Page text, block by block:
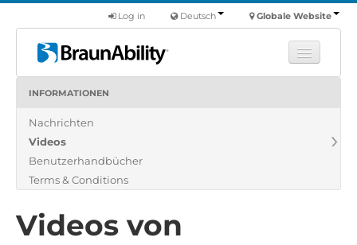
Globale Website
Deutsch
Log in
Produkte
Über uns
Finde einen Händler
INFORMATIONEN
Nachrichten
Videos
Benutzerhandbücher
Terms & Conditions
Videos von